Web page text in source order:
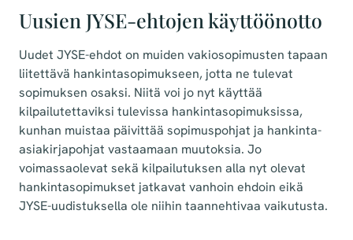
Uusien JYSE-ehtojen käyttöönotto
Uudet JYSE-ehdot on muiden vakiosopimusten tapaan
liitettävä hankintasopimukseen, jotta ne tulevat
sopimuksen osaksi. Niitä voi jo nyt käyttää
kilpailutettaviksi tulevissa hankintasopimuksissa,
kunhan muistaa päivittää sopimuspohjat ja hankinta-
asiakirjapohjat vastaamaan muutoksia. Jo
voimassaolevat sekä kilpailutuksen alla nyt olevat
hankintasopimukset jatkavat vanhoin ehdoin eikä
JYSE-uudistuksella ole niihin taannehtivaa vaikutusta.